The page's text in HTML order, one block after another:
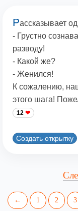
Рассказывает
- Грустно
разводу!
- Какой же?
- Женился!
К сожалению,
этого шага!
12
Создать открытку
← 1 2 3